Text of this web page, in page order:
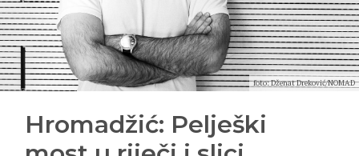
foto: Dženat Dreković/NOMAD
Hromadžić: Pelješki